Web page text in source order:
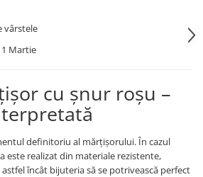
vârstele
Martie
cu șnur roșu –
definitoriu al mărțișorului. În cazul
este realizat din materiale rezistente,
încât bijuteria să se potrivească perfect